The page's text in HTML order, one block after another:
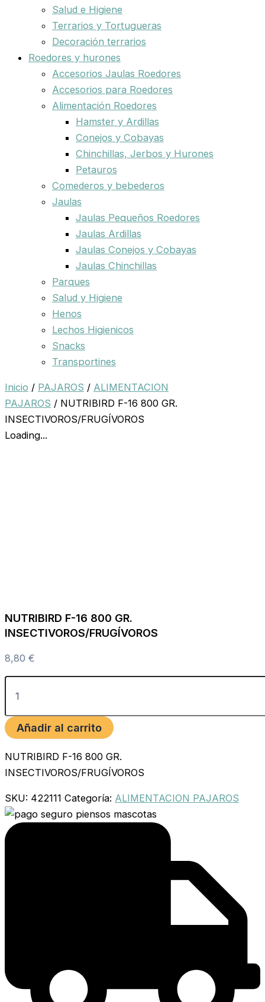
Salud e Higiene
Terrarios y Tortugueras
Decoración terrarios
Roedores y hurones
Accesorios Jaulas Roedores
Accesorios para Roedores
Alimentación Roedores
Hamster y Ardillas
Conejos y Cobayas
Chinchillas, Jerbos y Hurones
Petauros
Comederos y bebederos
Jaulas
Jaulas Pequeños Roedores
Jaulas Ardillas
Jaulas Conejos y Cobayas
Jaulas Chinchillas
Parques
Salud y Higiene
Henos
Lechos Higienicos
Snacks
Transportines
Inicio / PAJAROS / ALIMENTACION
PAJAROS / NUTRIBIRD F-16 800 GR.
INSECTIVOROS/FRUGÍVOROS
Loading...
NUTRIBIRD F-16 800 GR.
INSECTIVOROS/FRUGÍVOROS
8,80 €
Añadir al carrito
NUTRIBIRD F-16 800 GR.
INSECTIVOROS/FRUGÍVOROS
SKU: 422111 Categoría: ALIMENTACION PAJAROS